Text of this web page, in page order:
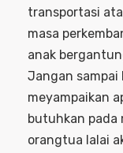
transportasi
masa
anak
Jangan
meyampaikan
butuhkan pada
orangtua lalai